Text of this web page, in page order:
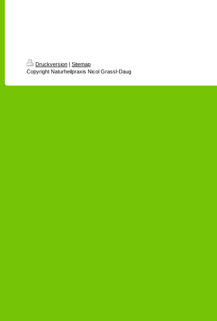
Druckversion | Sitemap
Copyright Naturheilpraxis Nicol Grassl-Daug